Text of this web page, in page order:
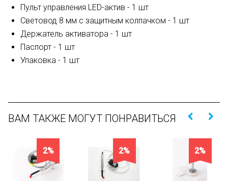
Пульт управления LED-актив - 1 шт
Световод 8 мм с защитным колпачком - 1 шт
Держатель активатора - 1 шт
Паспорт - 1 шт
Упаковка - 1 шт
ВАМ ТАКЖЕ МОГУТ ПОНРАВИТЬСЯ
2% 2% 2%